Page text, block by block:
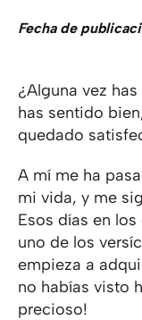
Fecha de
¿Alguna vez
has sentido
quedado
A mí me ha
mi vida, y me
Esos días en
uno de los
empieza a
no habías visto
precioso!